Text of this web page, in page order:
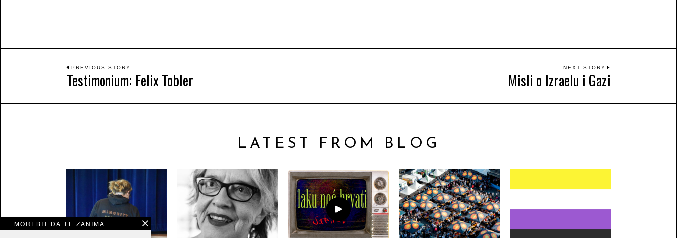
MOREBIT DA TE ZANIMA
Beitrags-
Navigation
PREVIOUS STORY
Previous
Testimonium: Felix Tobler
NEXT STORY
Misli o Izraelu i Gazi
LATEST FROM BLOG